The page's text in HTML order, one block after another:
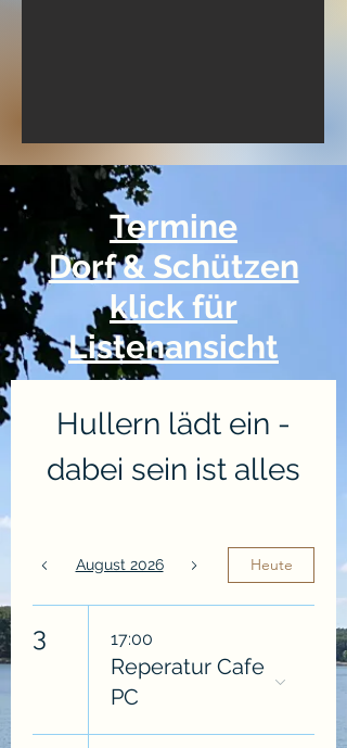
Termine
Dorf & Schützen
klick für
Listenansicht
Hullern lädt ein -
dabei sein ist alles
August 2026 Heute
3 17:00
Reperatur Cafe
PC